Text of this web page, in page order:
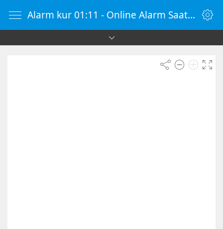
Alarm kur 01:11 - Online Alarm Saati - Alarm Kur